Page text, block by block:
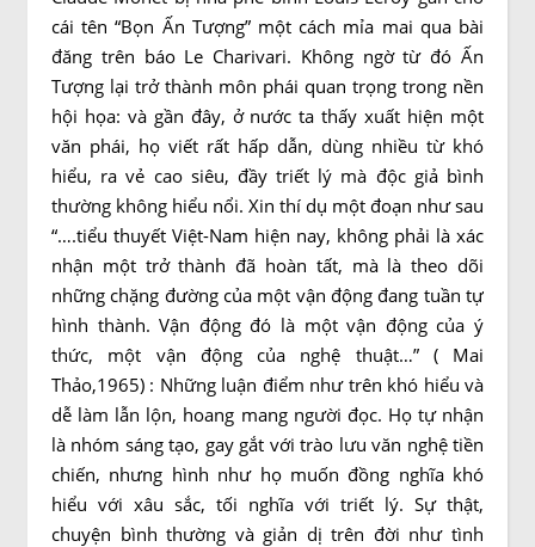
cái tên “Bọn Ấn Tượng” một cách mỉa mai qua bài
đăng trên báo Le Charivari. Không ngờ từ đó Ấn
Tượng lại trở thành môn phái quan trọng trong nền
hội họa: và gần đây, ở nước ta thấy xuất hiện một
văn phái, họ viết rất hấp dẫn, dùng nhiều từ khó
hiểu, ra vẻ cao siêu, đầy triết lý mà độc giả bình
thường không hiểu nổi. Xin thí dụ một đoạn như sau
“….tiểu thuyết Việt-Nam hiện nay, không phải là xác
nhận một trở thành đã hoàn tất, mà là theo dõi
những chặng đường của một vận động đang tuần tự
hình thành. Vận động đó là một vận động của ý
thức, một vận động của nghệ thuật…” ( Mai
Thảo,1965) : Những luận điểm như trên khó hiểu và
dễ làm lẫn lộn, hoang mang người đọc. Họ tự nhận
là nhóm sáng tạo, gay gắt với trào lưu văn nghệ tiền
chiến, nhưng hình như họ muốn đồng nghĩa khó
hiểu với xâu sắc, tối nghĩa với triết lý. Sự thật,
chuyện bình thường và giản dị trên đời như tình